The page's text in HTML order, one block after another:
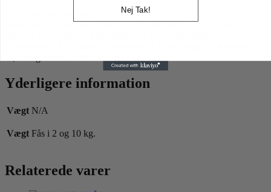
Råprotein 35,0 %, fedtindhold 13,0 %, rå fiber 4,5 %, rå aske 7,5 %,
Yderligere information
Vægt N/A
Vægt Fås i 2 og 10 kg.
Relaterede varer
Nej Tak!